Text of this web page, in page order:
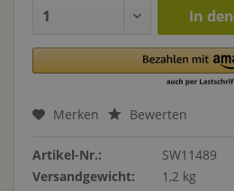
In den
Merken Bewerten
Artikel-Nr.:
SW11489
Versandgewicht:
1,2 kg